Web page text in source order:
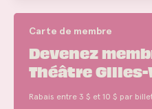
Carte de membre
Devenez
Théâtre
Rabais entre 3 $ et 10 $ par